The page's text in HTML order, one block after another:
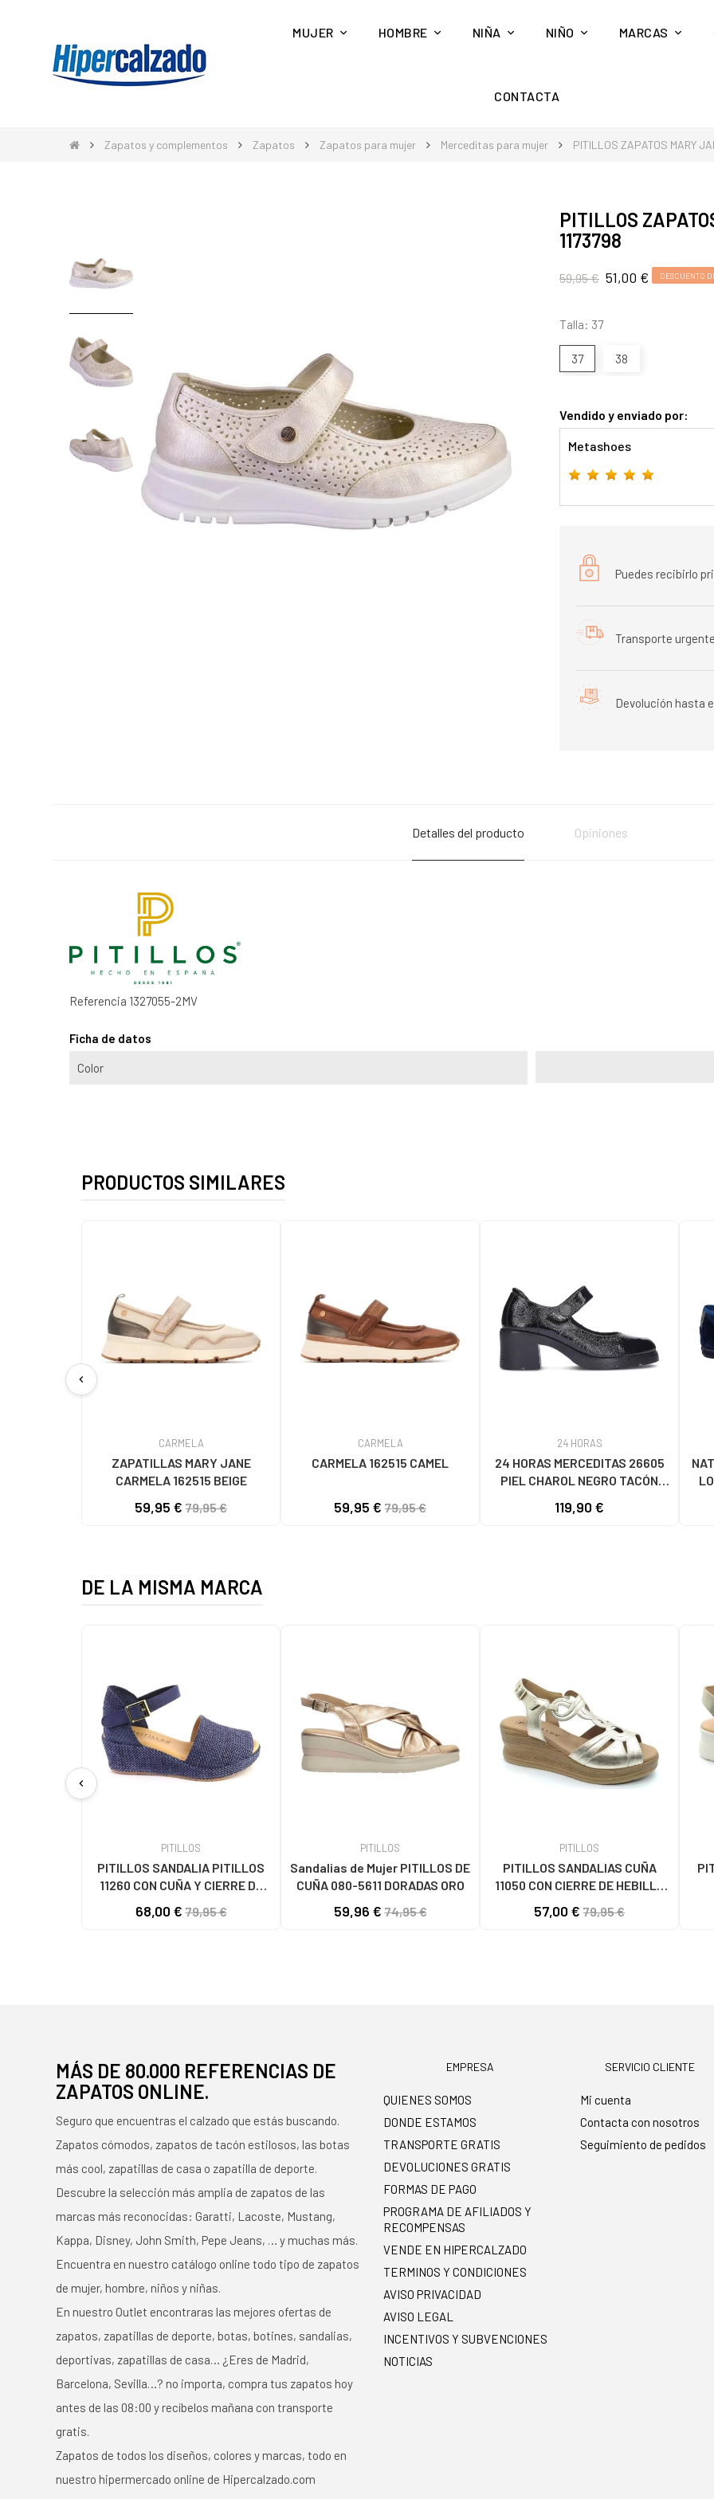
MUJER HOMBRE NIÑA NIÑO MARCAS
CONTACTA
Zapatos y complementos Zapatos Zapatos para mujer Merceditas para mujer PITILLOS ZAPATOS MARY
PITILLOS
1173798
59,95 € 51,00 € DESCUENTO
Talla: 37
37 38
Vendido y enviado por:
Metashoes
Puedes recibirlo
Transporte
Devolución hasta
Detalles del producto Opiniones
Referencia 1327055-2MV
Ficha de datos
Color
PRODUCTOS SIMILARES
chevron_left
CARMELA
ZAPATILLAS MARY JANE
CARMELA 162515 BEIGE
59,95 € 79,95 €
CARMELA
CARMELA 162515 CAMEL
59,95 € 79,95 €
24 HORAS
24 HORAS MERCEDITAS 26605
PIEL CHAROL NEGRO TACÓN
119,90 €
DE LA MISMA MARCA
chevron_left
PITILLOS
PITILLOS SANDALIA PITILLOS
11260 CON CUÑA Y CIERRE DE
68,00 €79,95 €
PITILLOS
Sandalias de Mujer PITILLOS DE
CUÑA 080-5611 DORADAS ORO
59,96 €74,95 €
PITILLOS
PITILLOS SANDALIAS CUÑA
11050 CON CIERRE DE HEBILLA
57,00 € 79,95 €
MÁS DE 80.000 REFERENCIAS DE
ZAPATOS ONLINE.
Seguro que encuentras el calzado que estás buscando.
Zapatos cómodos, zapatos de tacón estilosos, las botas
más cool, zapatillas de casa o zapatilla de deporte.
Descubre la selección más amplia de zapatos de las
marcas más reconocidas: Garatti, Lacoste, Mustang,
Kappa, Disney, John Smith, Pepe Jeans, … y muchas más.
Encuentra en nuestro catálogo online todo tipo de zapatos
de mujer, hombre, niños y niñas.
En nuestro Outlet encontraras las mejores ofertas de
zapatos, zapatillas de deporte, botas, botines, sandalias,
deportivas, zapatillas de casa… ¿Eres de Madrid,
Barcelona, Sevilla…? no importa, compra tus zapatos hoy
antes de las 08:00 y recíbelos mañana con transporte
gratis.
Zapatos de todos los diseños, colores y marcas, todo en
nuestro hipermercado online de Hipercalzado.com
EMPRESA
QUIENES SOMOS
DONDE ESTAMOS
TRANSPORTE GRATIS
DEVOLUCIONES GRATIS
FORMAS DE PAGO
PROGRAMA DE AFILIADOS Y
RECOMPENSAS
VENDE EN HIPERCALZADO
TERMINOS Y CONDICIONES
AVISO PRIVACIDAD
AVISO LEGAL
INCENTIVOS Y SUBVENCIONES
NOTICIAS
SERVICIO CLIENTE
Mi cuenta
Contacta con nosotros
Seguimiento de pedidos